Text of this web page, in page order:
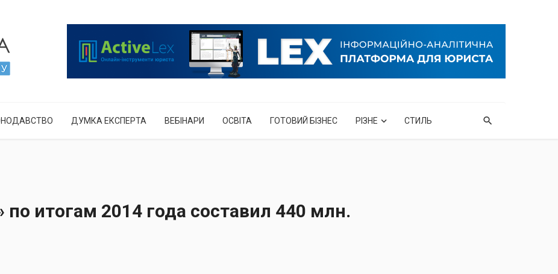
ДУМКА ЕКСПЕРТА ВЕБІНАРИ ОСВІТА ГОТОВИЙ БІЗНЕС РІЗНЕ СТИЛЬ
итогам 2014 года составил 440 млн.